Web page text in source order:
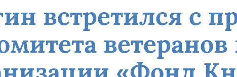
встретился с